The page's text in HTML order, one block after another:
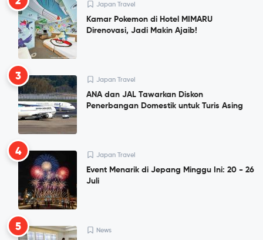
Japan Travel
Kamar Pokemon di Hotel MIMARU
Direnovasi, Jadi Makin Ajaib!
3 Japan Travel
ANA dan JAL Tawarkan Diskon
Penerbangan Domestik untuk Turis Asing
4 Japan Travel
Event Menarik di Jepang Minggu Ini: 20 - 26
Juli
5 News